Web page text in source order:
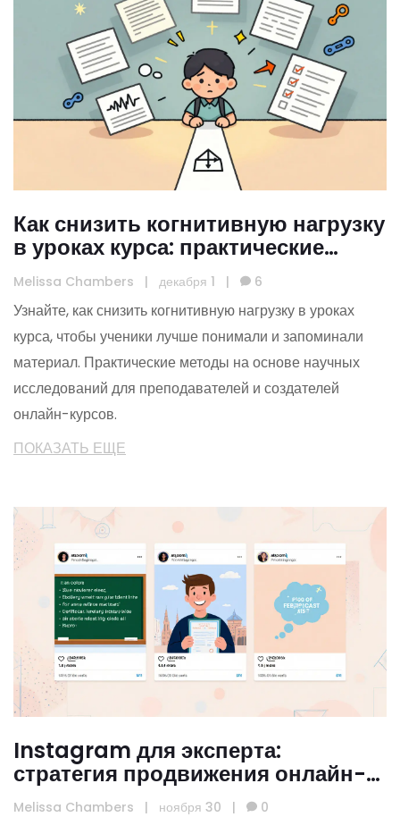
Как снизить когнитивную нагрузку
в уроках курса: практические
методы для эффективного
обучения
Melissa Chambers | декабря 1 | 6
Узнайте, как снизить когнитивную нагрузку в уроках
курса, чтобы ученики лучше понимали и запоминали
материал. Практические методы на основе научных
исследований для преподавателей и создателей
онлайн-курсов.
ПОКАЗАТЬ ЕЩЕ
Instagram для эксперта:
стратегия продвижения онлайн-
школы в 2025 году
Melissa Chambers | ноября 30 | 0